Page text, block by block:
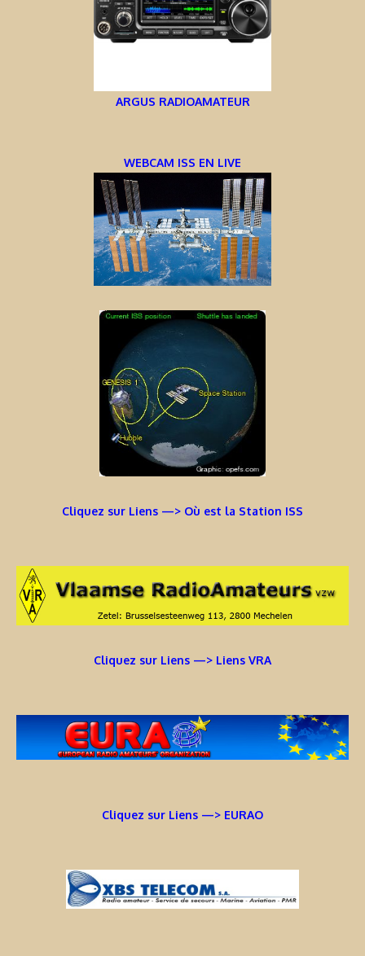
ARGUS RADIOAMATEUR
WEBCAM ISS EN LIVE
Cliquez sur Liens —> Où est la Station ISS
Cliquez sur Liens —> Liens VRA
Cliquez sur Liens —> EURAO